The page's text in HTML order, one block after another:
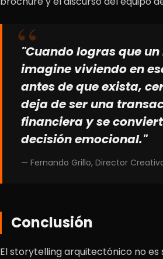
"Cuando logras que
imagine viviendo en
antes de que exista,
deja de ser una
financiera y se
decisión emocional."
— Fernando Grillo, Director
Conclusión
El storytelling arquitectónico no es